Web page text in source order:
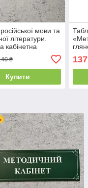
мови та
літератури.
кабінетна
₴
Купити